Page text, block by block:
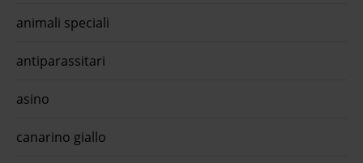
animali speciali
antiparassitari
asino
canarino giallo